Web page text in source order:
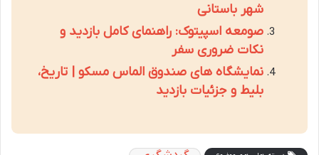
شهر باستانی
صومعه اسپیتوک: راهنمای کامل بازدید و
نکات ضروری سفر
نمایشگاه های صندوق الماس مسکو | تاریخ،
بلیط و جزئیات بازدید